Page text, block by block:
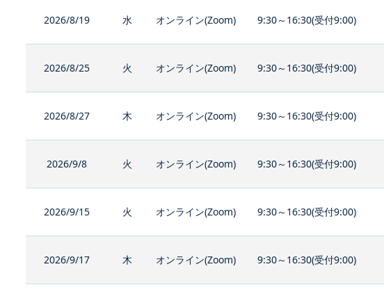
2026/8/19 水 オンライン(Zoom) 9:30～16:30(受付9:00)
2026/8/25 火 オンライン(Zoom) 9:30～16:30(受付9:00)
2026/8/27 木 オンライン(Zoom) 9:30～16:30(受付9:00)
2026/9/8 火 オンライン(Zoom) 9:30～16:30(受付9:00)
2026/9/15 火 オンライン(Zoom) 9:30～16:30(受付9:00)
2026/9/17 木 オンライン(Zoom) 9:30～16:30(受付9:00)